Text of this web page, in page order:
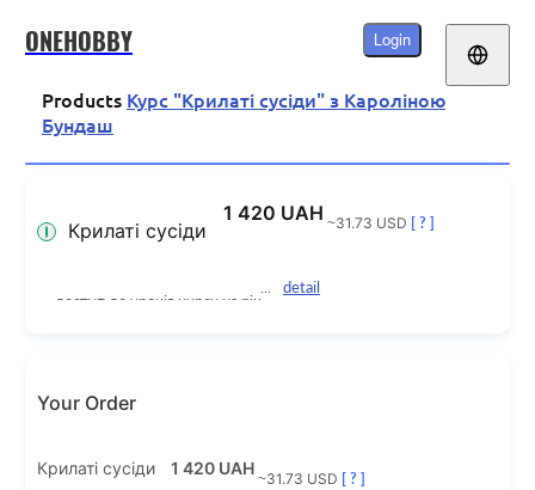
ONEHOBBY Login
Products Курс "Крилаті сусіди" з Кароліною
Бундаш
Крилаті сусіди
1 420 UAH ~31.73 USD [ ? ]
доступ до уроків курсу на рік
detail
Your Order
Крилаті сусіди 1 420 UAH
~31.73 USD [ ? ]